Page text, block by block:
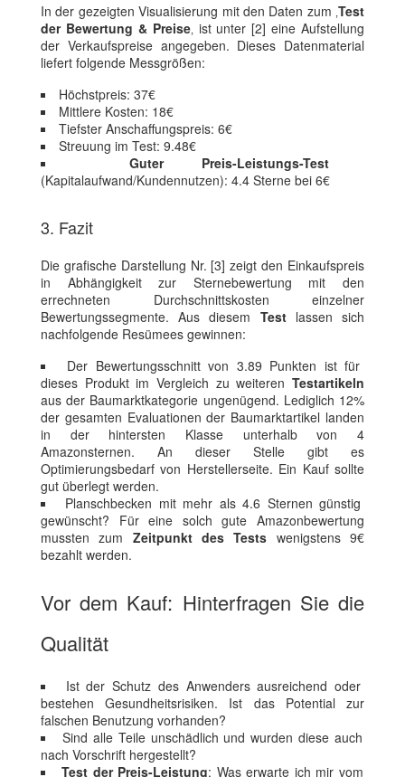
In der gezeigten Visualisierung mit den Daten zum ‚ Test
der Bewertung & Preise‚ ist unter [2] eine Aufstellung
der Verkaufspreise angegeben. Dieses Datenmaterial
liefert folgende Messgrößen:
Höchstpreis: 37€
Mittlere Kosten: 18€
Tiefster Anschaffungspreis: 6€
Streuung im Test: 9.48€
Guter Preis-Leistungs-Test
(Kapitalaufwand/Kundennutzen): 4.4 Sterne bei 6€
3. Fazit
Die grafische Darstellung Nr. [3] zeigt den Einkaufspreis
in Abhängigkeit zur Sternebewertung mit den
errechneten Durchschnittskosten einzelner
Bewertungssegmente. Aus diesem Testlassen sich
nachfolgende Resümees gewinnen:
Der Bewertungsschnitt von 3.89 Punkten ist für
dieses Produkt im Vergleich zu weiteren Testartikeln
aus der Baumarktkategorie ungenügend. Lediglich 12%
der gesamten Evaluationen der Baumarktartikel landen
in der hintersten Klasse unterhalb von 4
Amazonsternen. An dieser Stelle gibt es
Optimierungsbedarf von Herstellerseite. Ein Kauf sollte
gut überlegt werden.
Planschbecken mit mehr als 4.6 Sternen günstig
gewünscht? Für eine solch gute Amazonbewertung
mussten zum Zeitpunkt des Tests wenigstens 9€
bezahlt werden.
Vor dem Kauf: Hinterfragen Sie die
Qualität
Ist der Schutz des Anwenders ausreichend oder
bestehen Gesundheitsrisiken. Ist das Potential zur
falschen Benutzung vorhanden?
Sind alle Teile unschädlich und wurden diese auch
nach Vorschrift hergestellt?
Test der Preis-Leistung: Was erwarte ich mir vom